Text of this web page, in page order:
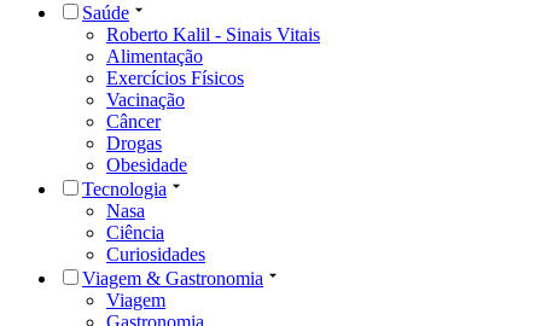
Saúde
Roberto Kalil - Sinais Vitais
Alimentação
Exercícios Físicos
Vacinação
Câncer
Drogas
Obesidade
Tecnologia
Nasa
Ciência
Curiosidades
Viagem & Gastronomia
Viagem
Gastronomia